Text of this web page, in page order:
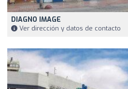
DIAGNO IMAGE
Ver dirección y datos de contacto